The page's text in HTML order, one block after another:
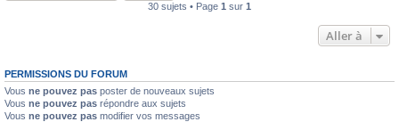
30 sujets • Page 1 sur 1
Aller à
PERMISSIONS DU FORUM
Vous ne pouvez pas poster de nouveaux sujets
Vous ne pouvez pas répondre aux sujets
Vous ne pouvez pas modifier vos messages